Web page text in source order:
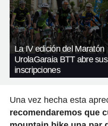
La IV edición del Maratón
UrolaGaraia BTT abre sus
inscripciones
Una vez hecha esta
recomendaremos que